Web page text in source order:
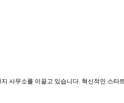
사무소를 이끌고 있습니다. 혁신적인 스